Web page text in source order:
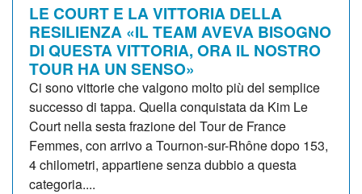
LE COURT E LA VITTORIA DELLA
RESILIENZA «IL TEAM AVEVA BISOGNO
DI QUESTA VITTORIA, ORA IL NOSTRO
TOUR HA UN SENSO»
Ci sono vittorie che valgono molto più del semplice
successo di tappa. Quella conquistata da Kim Le
Court nella sesta frazione del Tour de France
Femmes, con arrivo a Tournon-sur-Rhône dopo 153,
4 chilometri, appartiene senza dubbio a questa
categoria....